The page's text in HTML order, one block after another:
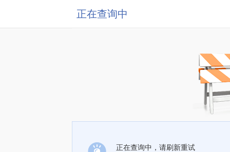
正在查询中
正在查询中，请刷新重试